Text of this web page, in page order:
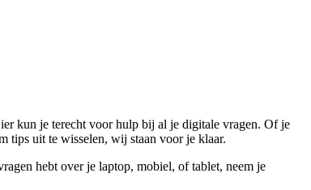
kun je terecht voor hulp bij al je digitale vragen. Of je
tips uit te wisselen, wij staan voor je klaar.
hebt over je laptop, mobiel, of tablet, neem je